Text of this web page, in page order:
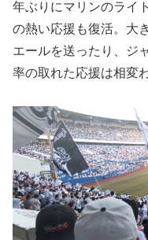
年ぶりにマリンのライ
の熱い応援も復活。大
エールを送ったり、ジ
率の取れた応援は相変